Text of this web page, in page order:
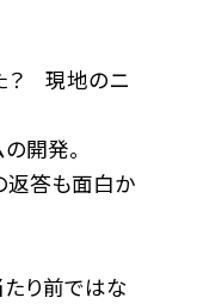
？ 現地のニ
開発。
返答も面白か
り前ではな